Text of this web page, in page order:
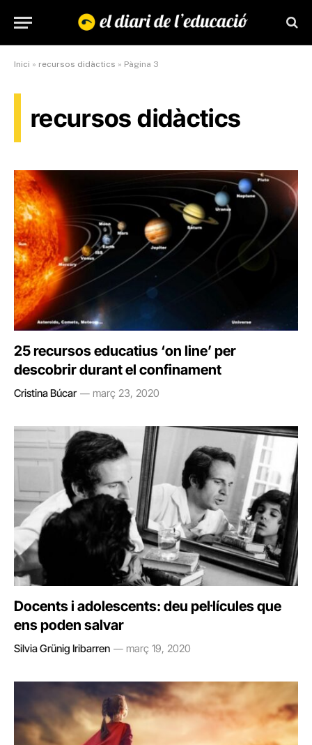
Inici » recursos didàctics » Pàgina 3
recursos didàctics
25 recursos educatius ‘on line’ per
descobrir durant el confinament
Cristina Búcar març 23, 2020
Docents i adolescents: deu pel·lícules que
ens poden salvar
Silvia Grünig Iribarren març 19, 2020